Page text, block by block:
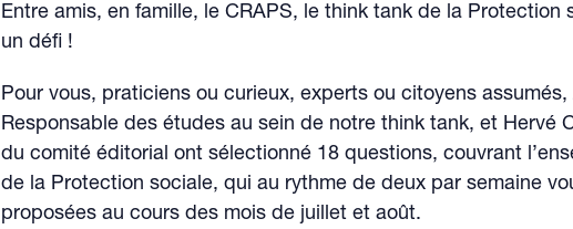
Entre amis, en famille, le CRAPS, le think tank de la Protection
un défi !
Pour vous, praticiens ou curieux, experts ou citoyens assumés,
Responsable des études au sein de notre think tank, et Hervé
du comité éditorial ont sélectionné 18 questions, couvrant
de la Protection sociale, qui au rythme de deux par semaine
proposées au cours des mois de juillet et août.